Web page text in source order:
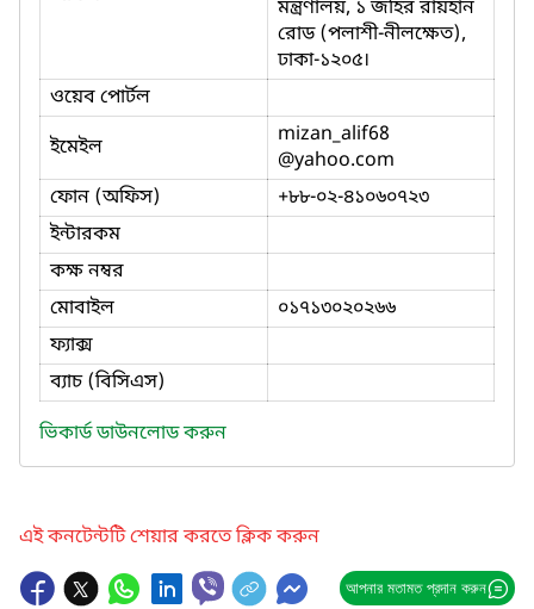
মন্ত্রণালয়, ১ জহির রায়হান
রোড (পলাশী-নীলক্ষেত),
ঢাকা-১২০৫।
ওয়েব পোর্টল
ইমেইল
mizan_alif68
@yahoo.com
ফোন (অফিস)
+৮৮-০২-৪১০৬০৭২৩
ইন্টারকম
কক্ষ নম্বর
মোবাইল
০১৭১৩০২০২৬৬
ফ্যাক্স
ব্যাচ (বিসিএস)
ভিকার্ড ডাউনলোড করুন
এই কনটেন্টটি শেয়ার করতে ক্লিক করুন
আপনার মতামত প্রদান করুন